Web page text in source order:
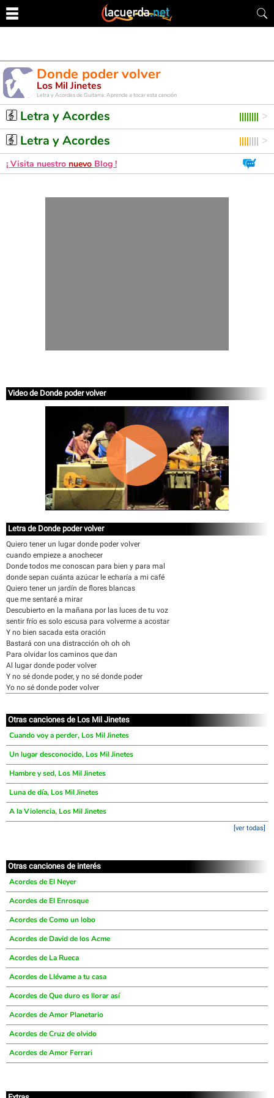
Donde poder volver
Los Mil Jinetes
Letra y Acordes de Guitarra. Aprende a tocar esta canción
Letra y Acordes
Letra y Acordes
¡ Visita nuestro nuevo Blog !
Video de Donde poder volver
Letra de Donde poder volver
Quiero tener un lugar donde poder volver
cuando empieze a anochecer
Donde todos me conoscan para bien y para mal
donde sepan cuánta azúcar le echaría a mi café
Quiero tener un jardín de flores blancas
que me sentaré a mirar
Descubierto en la mañana por las luces de tu voz
sentir frío es solo escusa para volverme a acostar
Y no bien sacada esta oración
Bastará con una distracción oh oh oh
Para olvidar los caminos que dan
Al lugar donde poder volver
Y no sé donde poder, y no sé donde poder
Yo no sé donde poder volver
Otras canciones de Los Mil Jinetes
Cuando voy a perder, Los Mil Jinetes
Un lugar desconocido, Los Mil Jinetes
Hambre y sed, Los Mil Jinetes
Luna de día, Los Mil Jinetes
A la Violencia, Los Mil Jinetes
[ver todas]
Otras canciones de interés
Acordes de El Neyer
Acordes de El Enrosque
Acordes de Como un lobo
Acordes de David de los Acme
Acordes de La Rueca
Acordes de Llévame a tu casa
Acordes de Que duro es llorar así
Acordes de Amor Planetario
Acordes de Cruz de olvido
Acordes de Amor Ferrari